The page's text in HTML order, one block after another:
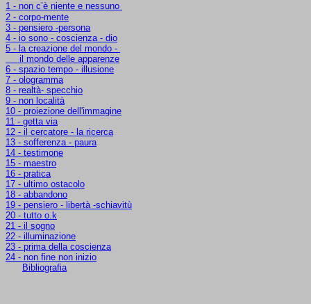
1 - non c’è niente e nessuno
2 - corpo-mente
3 - pensiero -persona
4 - io sono - coscienza - dio
5 - la creazione del mondo -
il mondo delle apparenze
6 - spazio tempo - illusione
7 - ologramma
8 - realtà- specchio
9 - non località
10 - proiezione dell'immagine
11 - getta via
12 - il cercatore - la ricerca
13 - sofferenza - paura
14 - testimone
15 - maestro
16 - pratica
17 - ultimo ostacolo
18 - abbandono
19 - pensiero - libertà -schiavitù
20 - tutto o.k
21 - il sogno
22 - illuminazione
23 - prima della coscienza
24 - non fine non inizio
Bibliografia